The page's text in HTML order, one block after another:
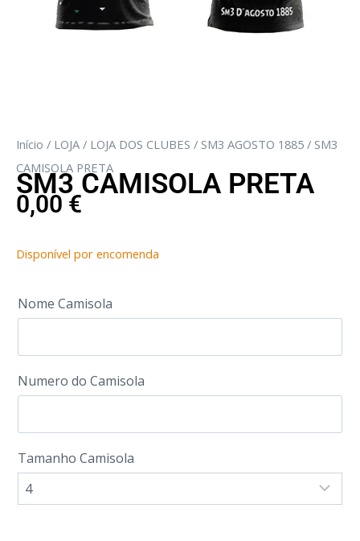
Início / LOJA / LOJA DOS CLUBES / SM3 AGOSTO 1885 / SM3
CAMISOLA PRETA
SM3 CAMISOLA PRETA
0,00 €
Disponível por encomenda
Nome Camisola
Numero do Camisola
Tamanho Camisola